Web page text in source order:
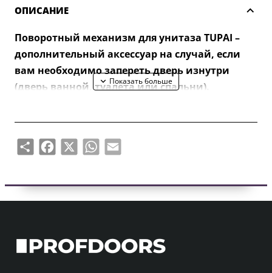
ОПИСАНИЕ
Поворотный механизм для унитаза TUPAI –
дополнительный аксессуар на случай, если
вам необходимо запереть дверь изнутри
(дверь ванной, туалета или спальни).
открывания двери.
Петля рассчитана на дверные полотна
поворотного унитаза 4х4мм (с возможностью
сделать 6х6мм с помощью переходника).
ShareFacebook
X WhatsApp
Email